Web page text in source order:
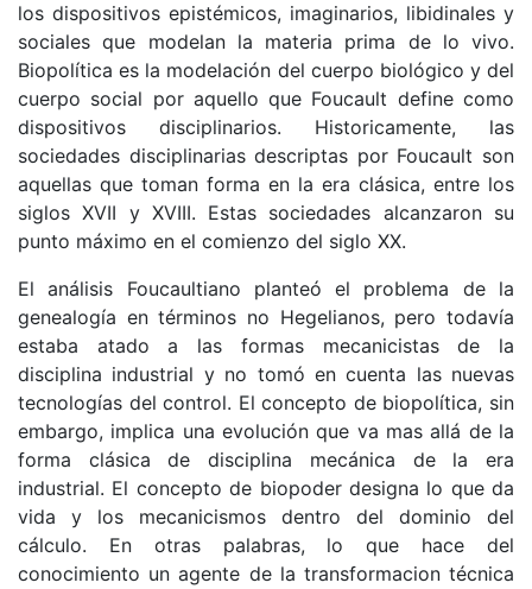
los dispositivos epistémicos, imaginarios, libidinales y
sociales que modelan la materia prima de lo vivo.
Biopolítica es la modelación del cuerpo biológico y del
cuerpo social por aquello que Foucault define como
dispositivos disciplinarios. Historicamente, las
sociedades disciplinarias descriptas por Foucault son
aquellas que toman forma en la era clásica, entre los
siglos XVII y XVIII. Estas sociedades alcanzaron su
punto máximo en el comienzo del siglo XX.
El análisis Foucaultiano planteó el problema de la
genealogía en términos no Hegelianos, pero todavía
estaba atado a las formas mecanicistas de la
disciplina industrial y no tomó en cuenta las nuevas
tecnologías del control. El concepto de biopolítica, sin
embargo, implica una evolución que va mas allá de la
forma clásica de disciplina mecánica de la era
industrial. El concepto de biopoder designa lo que da
vida y los mecanicismos dentro del dominio del
cálculo. En otras palabras, lo que hace del
conocimiento un agente de la transformacion técnica